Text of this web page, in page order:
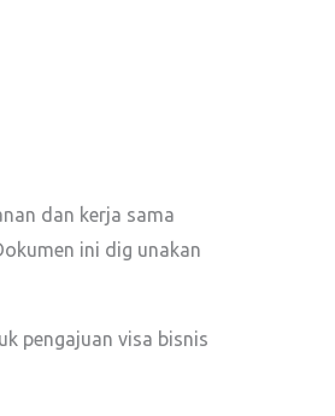
dan kerja sama
ini dig unakan
pengajuan visa bisnis